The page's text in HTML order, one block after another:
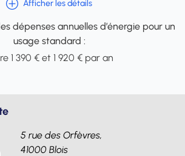
Afficher les détails
dépenses annuelles d’énergie pour un
usage standard :
1 390 € et 1 920 € par an
5 rue des Orfèvres,
41000 Blois